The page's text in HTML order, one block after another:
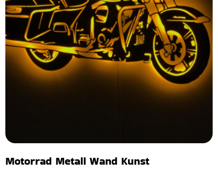
Motorrad Metall Wand Kunst